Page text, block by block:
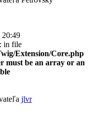
: in file
Extension/Core.php
must be an array or an
jlvr